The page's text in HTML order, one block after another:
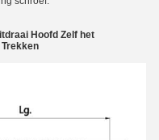
Hoofd Zelf het